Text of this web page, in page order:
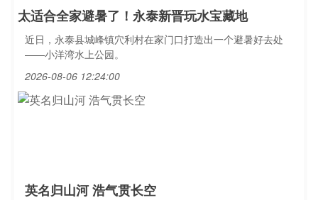
太适合全家避暑了！永泰新晋玩水宝藏地
近日，永泰县城峰镇穴利村在家门口打造出一个避暑好去处
——小洋湾水上公园。
2026-08-06 12:24:00
英名归山河 浩气贯长空